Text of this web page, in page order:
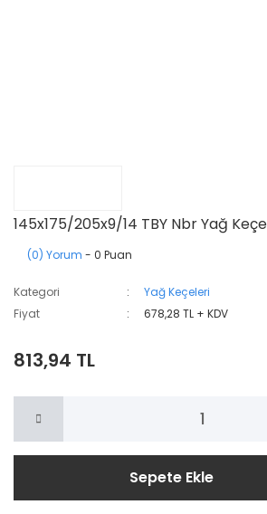
145x175/205x9/14 TBY Nbr Yağ
(0) Yorum - 0 Puan
Kategori
Yağ Keçeleri
Fiyat
678,28 TL + KDV
813,94 TL
Sepete Ekle